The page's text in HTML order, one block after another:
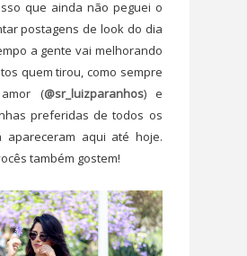
que ainda não peguei o
postagens de look do dia
a gente vai melhorando
quem tirou, como sempre
(@sr_luizparanhos) e
preferidas de todos os
apareceram aqui até hoje.
também gostem!